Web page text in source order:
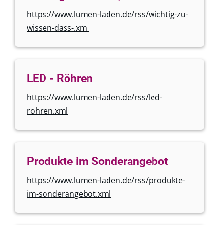
https://www.lumen-laden.de/rss/wichtig-zu-
wissen-dass-.xml
LED - Röhren
https://www.lumen-laden.de/rss/led-
rohren.xml
Produkte im Sonderangebot
https://www.lumen-laden.de/rss/produkte-
im-sonderangebot.xml